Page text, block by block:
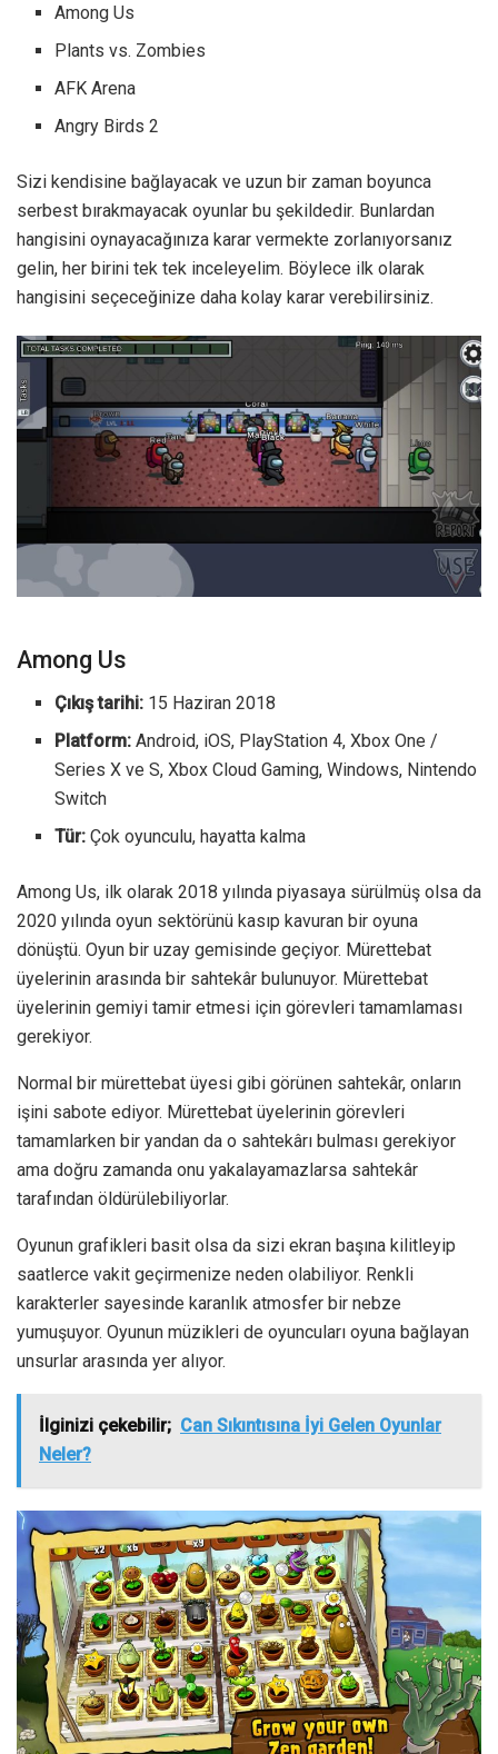
Among Us
Plants vs. Zombies
AFK Arena
Angry Birds 2
Sizi kendisine bağlayacak ve uzun bir zaman boyunca
serbest bırakmayacak oyunlar bu şekildedir. Bunlardan
hangisini oynayacağınıza karar vermekte zorlanıyorsanız
gelin, her birini tek tek inceleyelim. Böylece ilk olarak
hangisini seçeceğinize daha kolay karar verebilirsiniz.
Among Us
Çıkış tarihi: 15 Haziran 2018
Platform: Android, iOS, PlayStation 4, Xbox One /
Series X ve S, Xbox Cloud Gaming, Windows, Nintendo
Switch
Tür: Çok oyunculu, hayatta kalma
Among Us, ilk olarak 2018 yılında piyasaya sürülmüş olsa da
2020 yılında oyun sektörünü kasıp kavuran bir oyuna
dönüştü. Oyun bir uzay gemisinde geçiyor. Mürettebat
üyelerinin arasında bir sahtekâr bulunuyor. Mürettebat
üyelerinin gemiyi tamir etmesi için görevleri tamamlaması
gerekiyor.
Normal bir mürettebat üyesi gibi görünen sahtekâr, onların
işini sabote ediyor. Mürettebat üyelerinin görevleri
tamamlarken bir yandan da o sahtekârı bulması gerekiyor
ama doğru zamanda onu yakalayamazlarsa sahtekâr
tarafından öldürülebiliyorlar.
Oyunun grafikleri basit olsa da sizi ekran başına kilitleyip
saatlerce vakit geçirmenize neden olabiliyor. Renkli
karakterler sayesinde karanlık atmosfer bir nebze
yumuşuyor. Oyunun müzikleri de oyuncuları oyuna bağlayan
unsurlar arasında yer alıyor.
İlginizi çekebilir; Can Sıkıntısına İyi Gelen Oyunlar
Neler?